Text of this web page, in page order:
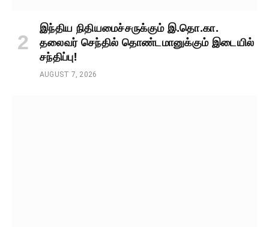
இந்திய நிதியமைச்சருக்கும் இ.தொ.கா.
தலைவர் செந்தில் தொண்டமானுக்கும் இடையில்
சந்திப்பு!
AUGUST 7, 2026